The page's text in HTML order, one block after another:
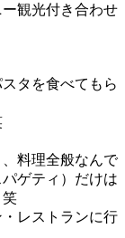
観光付き合わせ
タを食べてもら
料理全般なんで
ゲティ）だけは
笑
レストランに行